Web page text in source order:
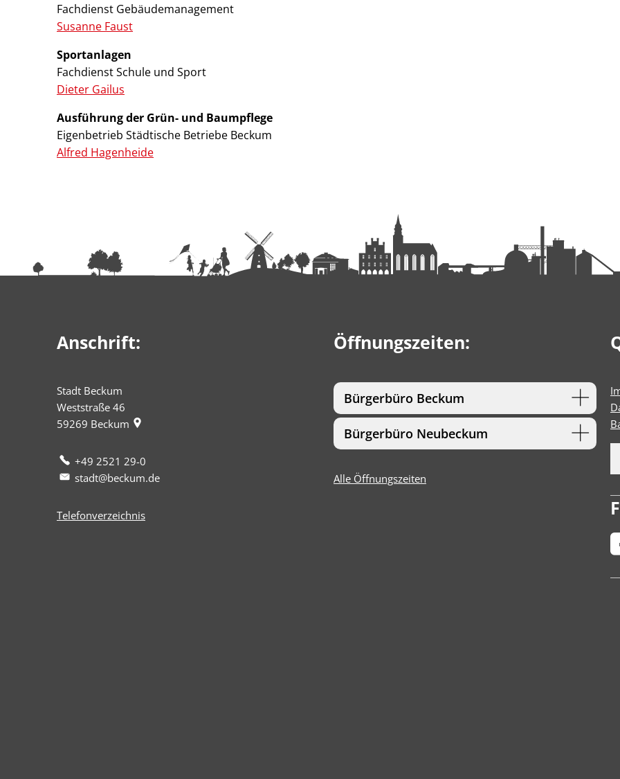
Fachdienst Gebäudemanagement
Susanne Faust
Sportanlagen
Fachdienst Schule und Sport
Dieter Gailus
Ausführung der Grün- und Baumpflege
Eigenbetrieb Städtische Betriebe Beckum
Alfred Hagenheide
Anschrift:
Stadt Beckum
Weststraße 46
59269 Beckum
+49 2521 29-0
stadt@beckum.de
Telefonverzeichnis
Öffnungszeiten:
Bürgerbüro Beckum
Bürgerbüro Neubeckum
Alle Öffnungszeiten